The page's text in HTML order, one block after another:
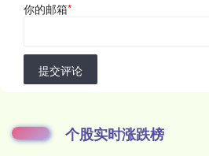
你的邮箱*
提交评论
个股实时涨跌榜